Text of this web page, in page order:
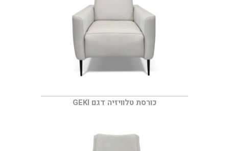
כורסת טלוויזיה דגם GEKI